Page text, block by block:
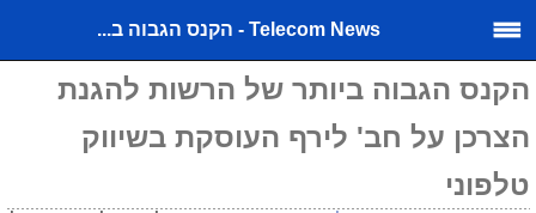
Telecom News - הקנס הגבוה ב...
הקנס הגבוה ביותר של הרשות להגנת
הצרכן על חב' לירף העוסקת בשיווק
טלפוני